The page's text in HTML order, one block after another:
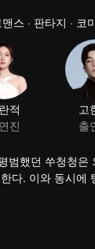
스 · 판타지 · 코
적
진
고
출
범했던 쑤청청
다. 이와 동시
해 쑤청청은 매
을 깨닫는데…
브랜드로 발
되어서는 안 되